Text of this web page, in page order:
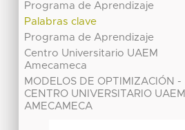
Programa de Aprendizaje
Palabras clave
Programa de Aprendizaje
Centro Universitario UAEM
Amecameca
MODELOS DE OPTIMIZACIÓN -
CENTRO UNIVERSITARIO UAEM
AMECAMECA